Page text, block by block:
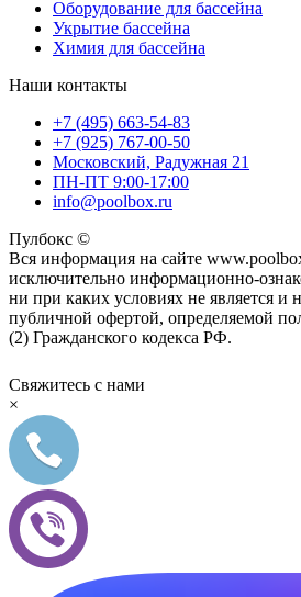
Оборудование для бассейна
Укрытие бассейна
Химия для бассейна
Наши контакты
+7 (495) 663-54-83
+7 (925) 767-00-50
Московский, Радужная 21
ПН-ПТ 9:00-17:00
info@poolbox.ru
Пулбокс ©
Вся информация на сайте
исключительно информационно-
ни при каких условиях не является и
публичной офертой, определяемой
(2) Гражданского кодекса РФ.
Свяжитесь с нами
×